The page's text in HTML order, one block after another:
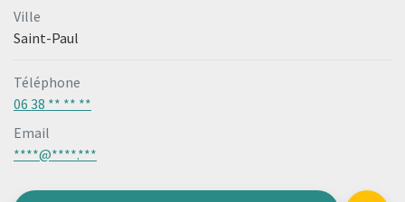
Ville
Saint-Paul
Téléphone
06 38 ** ** **
Email
****@****.***